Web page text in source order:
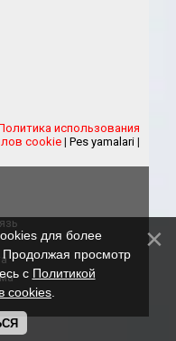
использования
cookie | Pes yamalari |
для более
Продолжая просмотр
с Политикой
cookies